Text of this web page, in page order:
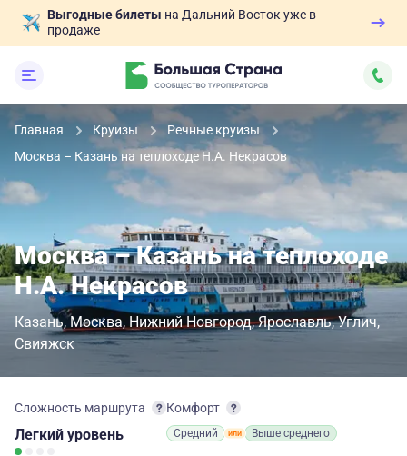
Выгодные билеты на Дальний Восток уже в
продаже
Главная Круизы
Речные круизы
Москва – Казань на теплоходе Н.А. Некрасов
Москва – Казань на теплоходе
Н.А. Некрасов
Казань Москва Нижний Новгород Ярославль Углич
Свияжск
Сложность маршрута
Легкий уровень
Комфорт
Средний Выше среднего